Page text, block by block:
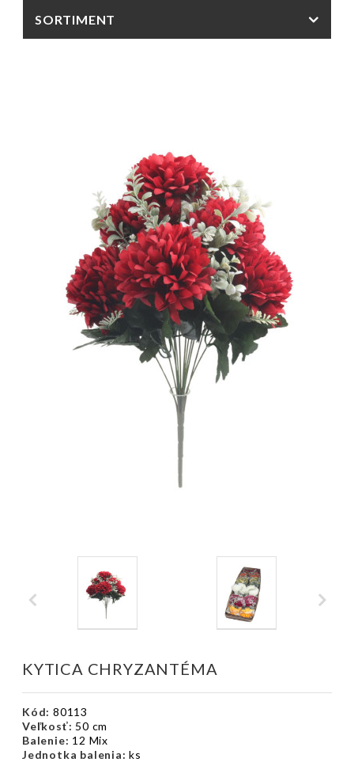
SORTIMENT
KYTICA CHRYZANTÉMA
Kód: 80113
Veľkosť: 50 cm
Balenie: 12 Mix
Jednotka balenia:ks